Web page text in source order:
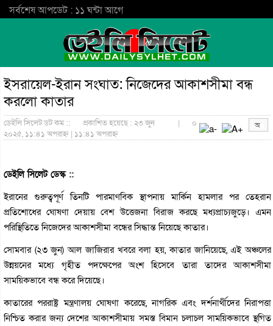
সর্বশেষ আপডেট : ১১ ঘন্টা আগে
ইসরায়েল-ইরান সংঘাত: নিজেদের আকাশসীমা বন্ধ
করলো কাতার
ডেইলি সিলেট ডট কম ::
প্রকাশিত হয়েছে : ২৩ জুন
২০২৫, ১১:৪১ অপরাহ্ন | ১১:৪১ অপরাহ্ন
| ০
ডেইলি সিলেট ডেস্ক ::
ইরানের গুরুত্বপূর্ণ তিনটি পারমাণবিক স্থাপনায় মার্কিন হামলার পর তেহরান
প্রতিশোধের ঘোষণা দেয়ায় বেশ উত্তেজনা বিরাজ করছে মধ্যপ্রাচ্যজুড়ে। এমন
পরিস্থিতিতে নিজেদের আকাশসীমা বন্ধের সিদ্ধান্ত নিয়েছে কাতার।
সোমবার (২৩ জুন) আল জাজিরার খবরে বলা হয়, কাতার জানিয়েছে, এই অঞ্চলের
উন্নয়নের মধ্যে গৃহীত পদক্ষেপের অংশ হিসেবে তারা তাদের আকাশসীমা
সাময়িকভাবে বন্ধ করে দিয়েছে।
কাতারের পররাষ্ট্র মন্ত্রণালয় ঘোষণা করেছে, নাগরিক এবং দর্শনার্থীদের নিরাপত্তা
নিশ্চিত করার জন্য দেশের আকাশসীমায় সমস্ত বিমান চলাচল সাময়িকভাবে স্থগিত